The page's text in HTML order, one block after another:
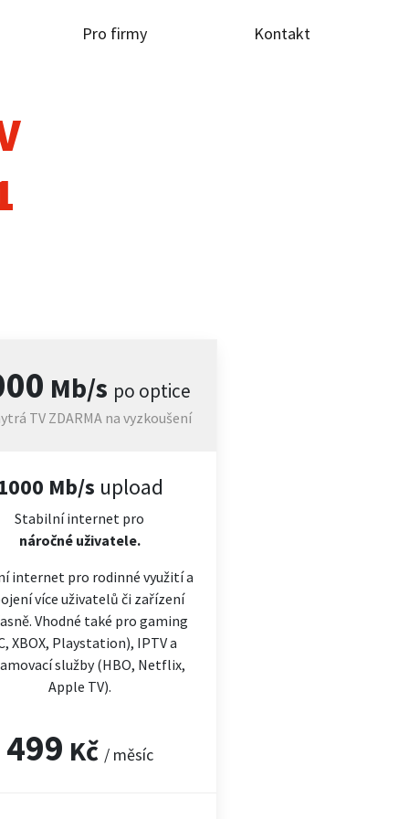
Pro firmy Kontakt
Mb/s po optice
TV ZDARMA na vyzkoušení
Mb/s upload
Stabilní internet pro
náročnéuživatele.
internet pro rodinné využití a
více uživatelů či zařízení
Vhodné také pro gaming
XBOX, Playstation), IPTV a
služby (HBO, Netflix,
Apple TV).
499 Kč / měsíc